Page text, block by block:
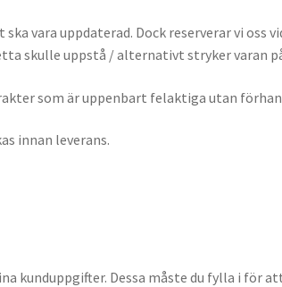
vara uppdaterad. Dock reserverar vi oss
skulle uppstå / alternativt stryker varan
som är uppenbart felaktiga utan
innan leverans.
kunduppgifter. Dessa måste du fylla i för